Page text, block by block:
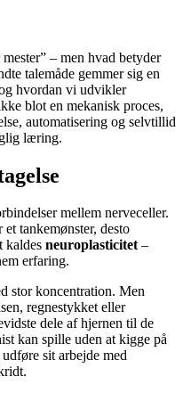
– men hvad betyder
talemåde gemmer sig en
hvordan vi udvikler
blot en mekanisk proces,
automatisering og selvtillid
læring.
mellem nerveceller.
tanke­mønster, desto
kaldes neuroplasticitet–
erfaring.
stor koncentration. Men
regnestykket eller
dele af hjernen til de
kan spille uden at kigge på
sit arbejde med